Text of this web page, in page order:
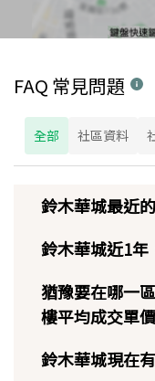
FAQ 常見問題
全部 社區資料
鈴木華城最近
鈴木華城近1年
猶豫要在哪一
樓平均成交單
鈴木華城現在